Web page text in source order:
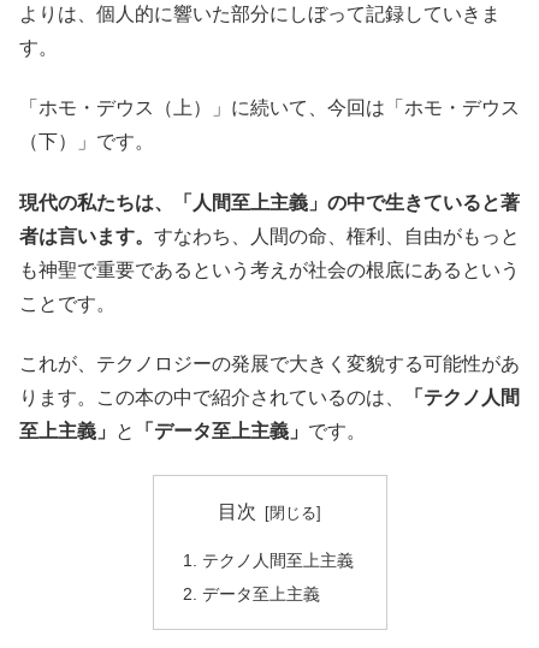
よりは、個人的に響いた部分にしぼって記録していきま
す。
「ホモ・デウス（上）」に続いて、今回は「ホモ・デウス
（下）」です。
現代の私たちは、「人間至上主義」の中で生きていると著
者は言います。 すなわち、人間の命、権利、自由がもっと
も神聖で重要であるという考えが社会の根底にあるという
ことです。
これが、テクノロジーの発展で大きく変貌する可能性があ
ります。この本の中で紹介されているのは、
「テクノ人間
至上主義」
と 「データ至上主義」 です。
目次
テクノ人間至上主義
データ至上主義